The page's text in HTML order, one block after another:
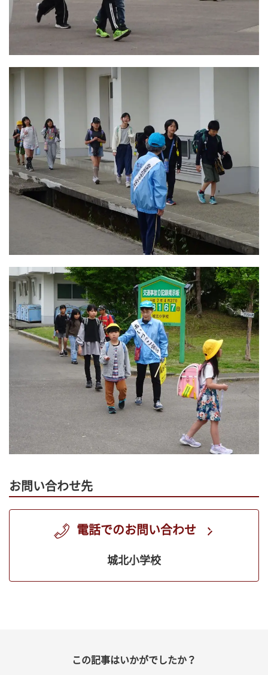
お問い合わせ先
電話でのお問い合わせ
城北小学校
この記事はいかがでしたか？